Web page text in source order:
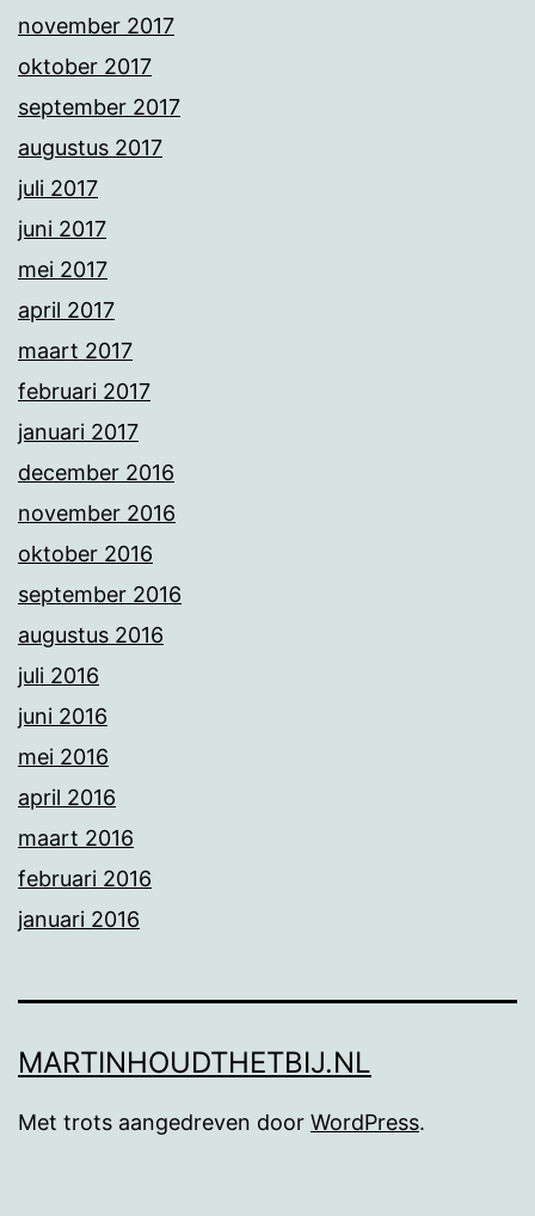
november 2017
oktober 2017
september 2017
augustus 2017
juli 2017
juni 2017
mei 2017
april 2017
maart 2017
februari 2017
januari 2017
december 2016
november 2016
oktober 2016
september 2016
augustus 2016
juli 2016
juni 2016
mei 2016
april 2016
maart 2016
februari 2016
januari 2016
MARTINHOUDTHETBIJ.NL
Met trots aangedreven door WordPress.